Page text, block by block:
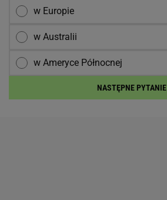
w Europie
w Australii
w Ameryce Północnej
NASTĘPNE PYTANIE